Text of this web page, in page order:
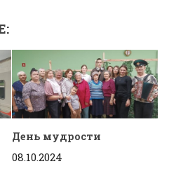
День мудрости
08.10.2024